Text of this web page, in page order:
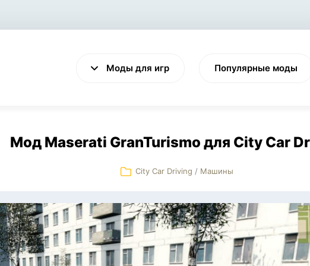
Моды для игр
VALHEIM CYBERPUNK 2077
Популярные моды
Мод Maserati GranTurismo для City Car
City Car Driving / Машины